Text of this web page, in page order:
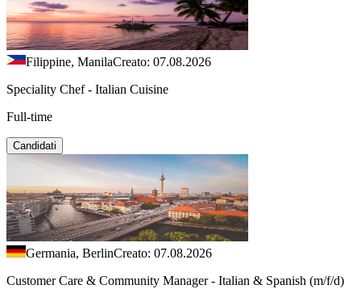
Filippine, ManilaCreato: 07.08.2026
Speciality Chef - Italian Cuisine
Full-time
Candidati
Germania, BerlinCreato: 07.08.2026
Customer Care & Community Manager - Italian & Spanish (m/f/d)